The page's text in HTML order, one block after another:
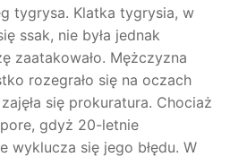
tygrysa. Klatka tygrysia, w
ssak, nie była jednak
zaatakowało. Mężczyzna
rozegrało się na oczach
się prokuratura. Chociaż
gdyż 20-letnie
wyklucza się jego błędu. W